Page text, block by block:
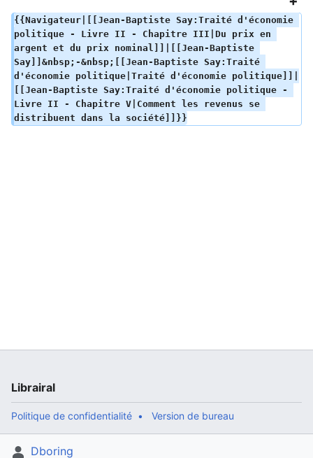
{{Navigateur|[[Jean-Baptiste Say:Traité d'économie
politique - Livre II - Chapitre III|Du prix en
argent et du prix nominal]]|[[Jean-Baptiste
Say]]&nbsp;-&nbsp;[[Jean-Baptiste Say:Traité
d'économie politique|Traité d'économie politique]]|
[[Jean-Baptiste Say:Traité d'économie politique -
Livre II - Chapitre V|Comment les revenus se
distribuent dans la société]]}}
Dboring
Librairal
Politique de confidentialité Version de bureau